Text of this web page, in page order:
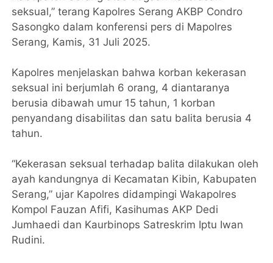
seksual,” terang Kapolres Serang AKBP Condro
Sasongko dalam konferensi pers di Mapolres
Serang, Kamis, 31 Juli 2025.
Kapolres menjelaskan bahwa korban kekerasan
seksual ini berjumlah 6 orang, 4 diantaranya
berusia dibawah umur 15 tahun, 1 korban
penyandang disabilitas dan satu balita berusia 4
tahun.
“Kekerasan seksual terhadap balita dilakukan oleh
ayah kandungnya di Kecamatan Kibin, Kabupaten
Serang,” ujar Kapolres didampingi Wakapolres
Kompol Fauzan Afifi, Kasihumas AKP Dedi
Jumhaedi dan Kaurbinops Satreskrim Iptu Iwan
Rudini.